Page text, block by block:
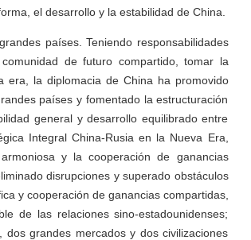
el desarrollo y la estabilidad de China.
países. Teniendo responsabilidades
de futuro compartido, tomar la
era, la diplomacia de China ha promovido
países y fomentado la estructuración
general y desarrollo equilibrado entre
Integral China-Rusia en la Nueva Era,
y la cooperación de ganancias
disrupciones y superado obstáculos
y cooperación de ganancias compartidas,
de las relaciones sino-estadounidenses;
grandes mercados y dos civilizaciones